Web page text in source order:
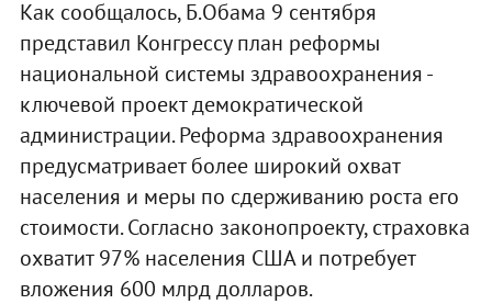
Как сообщалось, Б.Обама 9 сентября
представил Конгрессу план реформы
национальной системы здравоохранения -
ключевой проект демократической
администрации. Реформа здравоохранения
предусматривает более широкий охват
населения и меры по сдерживанию роста его
стоимости. Согласно законопроекту, страховка
охватит 97% населения США и потребует
вложения 600 млрд долларов.